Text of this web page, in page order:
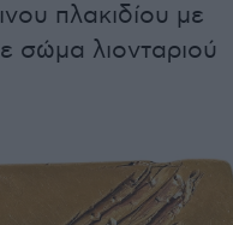
πλακιδίου με
σώμα λιονταριού